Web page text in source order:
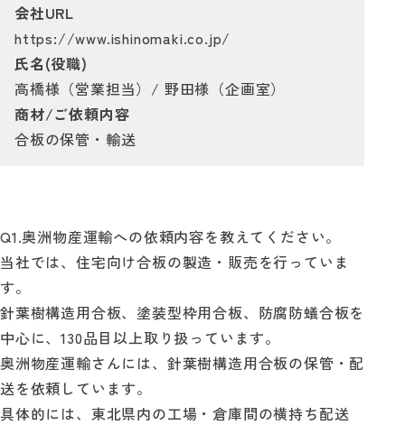
会社URL
https://www.ishinomaki.co.jp/
氏名(役職)
高橋様（営業担当）/ 野田様（企画室）
商材/ご依頼内容
合板の保管・輸送
Q1.奥洲物産運輸への依頼内容を教えてください。
当社では、住宅向け合板の製造・販売を行っていま
す。
針葉樹構造用合板、塗装型枠用合板、防腐防蟻合板を
中心に、130品目以上取り扱っています。
奥洲物産運輸さんには、針葉樹構造用合板の保管・配
送を依頼しています。
具体的には、東北県内の工場・倉庫間の横持ち配送